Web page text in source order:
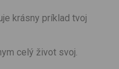
krásny príklad tvoj
celý život svoj.